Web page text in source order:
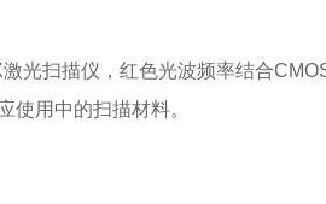
扫描仪，红色光波频率结合
使用中的扫描材料。